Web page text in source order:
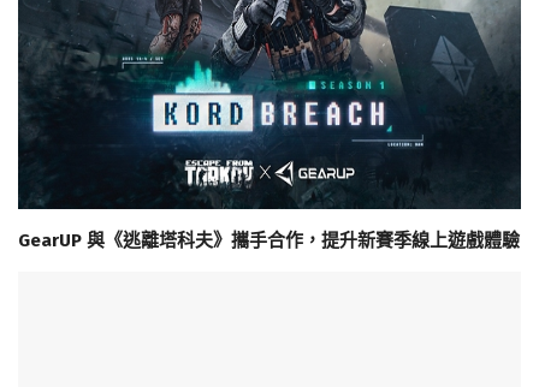
GearUP 與《逃離塔科夫》攜手合作，提升新賽季線上遊戲體驗